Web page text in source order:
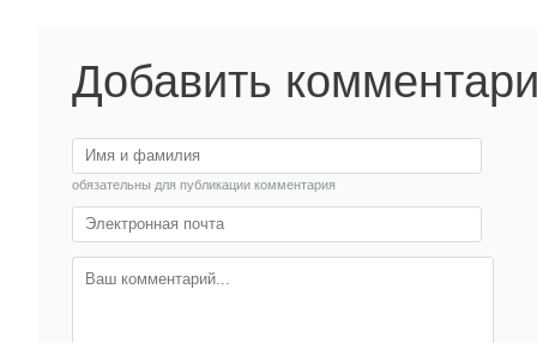
Добавить
обязательны для публикации комментария